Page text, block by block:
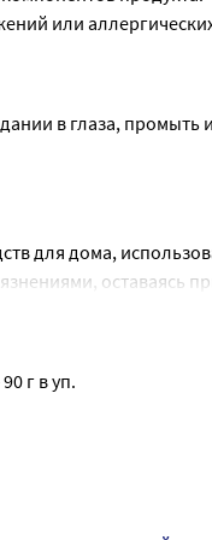
или
в глаза, промыть
для дома,
НАТУРАЛЬНОЕ С
аромат кокоса и
кислотами для
г в уп.